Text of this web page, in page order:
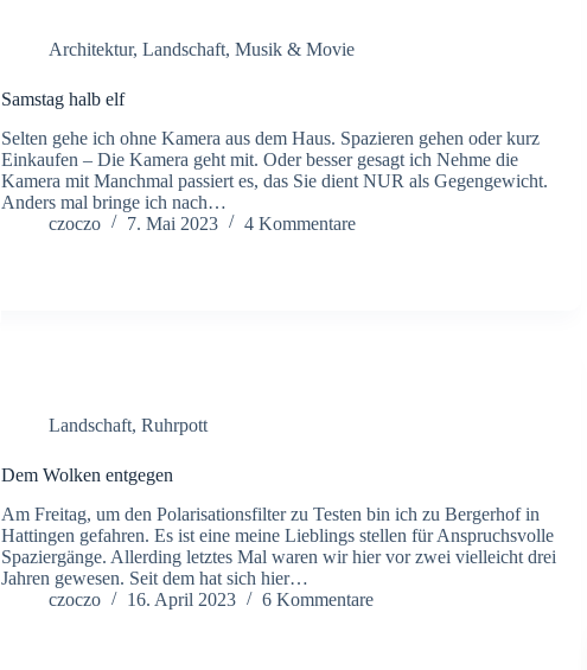
Architektur,Landschaft,Musik & Movie
Samstag halb elf
Selten gehe ich ohne Kamera aus dem Haus. Spazieren gehen oder kurz
Einkaufen – Die Kamera geht mit. Oder besser gesagt ich Nehme die
Kamera mit Manchmal passiert es, das Sie dient NUR als Gegengewicht.
Anders mal bringe ich nach…
czoczo
7. Mai 2023 4 Kommentare
Landschaft,Ruhrpott
Dem Wolken entgegen
Am Freitag, um den Polarisationsfilter zu Testen bin ich zu Bergerhof in
Hattingen gefahren. Es ist eine meine Lieblings stellen für Anspruchsvolle
Spaziergänge. Allerding letztes Mal waren wir hier vor zwei vielleicht drei
Jahren gewesen. Seit dem hat sich hier…
czoczo
16. April 2023 6 Kommentare